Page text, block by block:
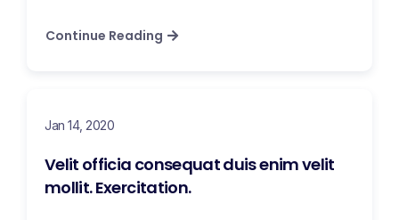
Continue Reading
Jan 14, 2020
Velit officia consequat duis enim velit
mollit. Exercitation.